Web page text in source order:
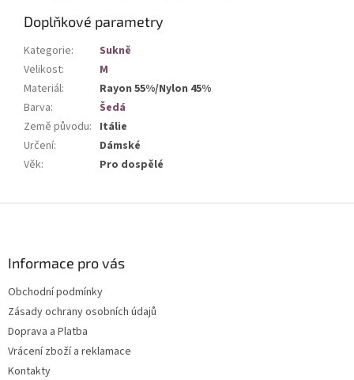
Doplňkové parametry
Kategorie:
Sukně
Velikost:
M
Materiál:
Rayon 55%/Nylon 45%
Barva:
Šedá
Země původu: Itálie
Určení:
Dámské
Věk: Pro dospělé
Informace pro vás
Obchodní podmínky
Zásady ochrany osobních údajů
Doprava a Platba
Vrácení zboží a reklamace
Kontakty